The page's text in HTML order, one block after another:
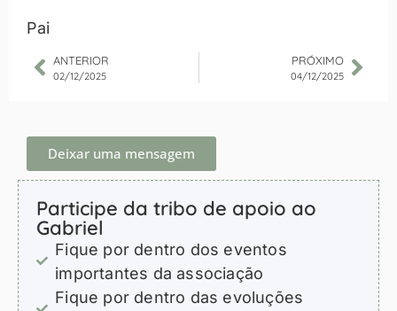
Pai
ANTERIOR
02/12/2025
PRÓXIMO
04/12/2025
Deixar uma mensagem
Participe da tribo de apoio ao
Gabriel
Fique por dentro dos eventos
importantes da associação
Fique por dentro das evoluções